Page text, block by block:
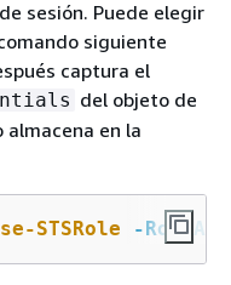
sesión. Puede elegir
siguiente
captura el
del objeto de
en la
STSRole -RoleArn